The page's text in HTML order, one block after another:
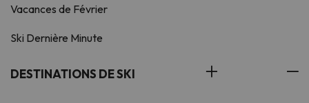
Vacances de Février
Ski Dernière Minute
DESTINATIONS DE SKI